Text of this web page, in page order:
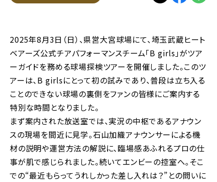
2025年8月3日（日）、県営大宮球場にて、埼玉武蔵ヒート
ベアーズ公式チアパフォーマンスチーム「B girls」がツア
ーガイドを務める球場探検ツアーを開催しました。このツ
アーは、B girlsにとって初の試みであり、普段は立ち入る
ことのできない球場の裏側をファンの皆様にご案内する
特別な時間となりました。
まず案内された放送室では、実況の中枢であるアナウン
スの現場を間近に見学。石山加織アナウンサーによる機
材の説明や運営方法の解説に、臨場感あふれるプロの仕
事が肌で感じられました。続いてエンビーの控室へ。そこ
での“最近もらってうれしかった差し入れは？”との問いに